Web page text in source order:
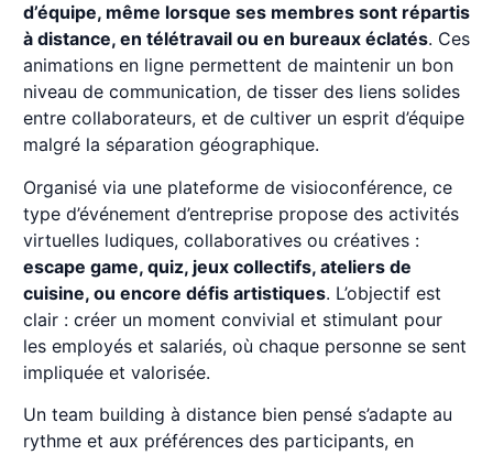
d’équipe, même lorsque ses membres sont répartis
à distance, en télétravail ou en bureaux éclatés. Ces
animations en ligne permettent de maintenir un bon
niveau de communication, de tisser des liens solides
entre collaborateurs, et de cultiver un esprit d’équipe
malgré la séparation géographique.
Organisé via une plateforme de visioconférence, ce
type d’événement d’entreprise propose des activités
virtuelles ludiques, collaboratives ou créatives :
escape game, quiz, jeux collectifs, ateliers de
cuisine, ou encore défis artistiques. L’objectif est
clair : créer un moment convivial et stimulant pour
les employés et salariés, où chaque personne se sent
impliquée et valorisée.
Un team building à distance bien pensé s’adapte au
rythme et aux préférences des participants, en